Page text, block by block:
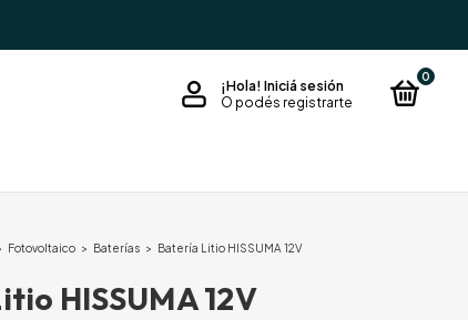
¡Hola! Iniciá sesión
O podés registrarte
0
Fotovoltaico > Baterías > Batería Litio HISSUMA 12V
HISSUMA 12V